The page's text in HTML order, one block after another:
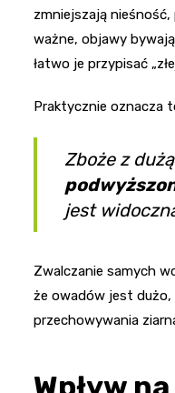
zmniejszają
ważne, objawy
łatwo je przypisać
Praktycznie oznacza
Zboże z
jest
Zwalczanie samych
że owadów jest dużo,
przechowywania